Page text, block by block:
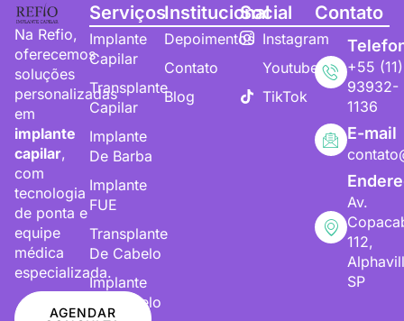
Na Refio,
oferecemos
soluções
personalizadas
em
implante
capilar,
com
tecnologia
de ponta e
equipe
médica
especializada.
AGENDAR
Serviços
Implante
Capilar
Transplante
Capilar
Implante
De Barba
Implante
FUE
Transplante
De Cabelo
Implante
De Cabelo
Institucional
Depoimentos
Contato
Blog
Social
Instagram
Youtube
TikTok
Contato
+55 (11)
93932-
1136
E-mail
Av.
112,
SP